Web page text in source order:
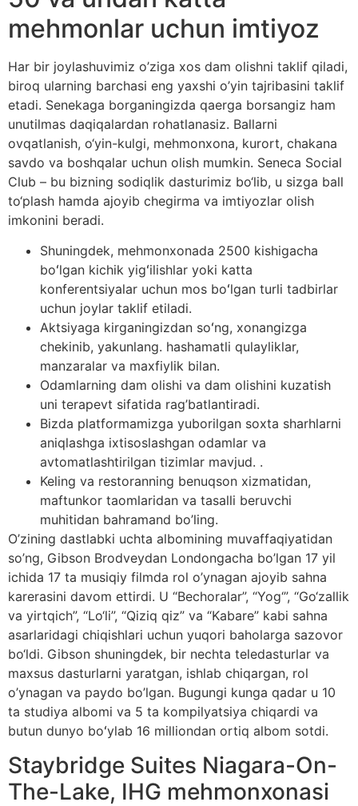
mehmonlar uchun imtiyoz
Har bir joylashuvimiz o’ziga xos dam olishni taklif qiladi,
biroq ularning barchasi eng yaxshi o’yin tajribasini taklif
etadi. Senekaga borganingizda qaerga borsangiz ham
unutilmas daqiqalardan rohatlanasiz. Ballarni
ovqatlanish, o‘yin-kulgi, mehmonxona, kurort, chakana
savdo va boshqalar uchun olish mumkin. Seneca Social
Club – bu bizning sodiqlik dasturimiz bo‘lib, u sizga ball
to‘plash hamda ajoyib chegirma va imtiyozlar olish
imkonini beradi.
Shuningdek, mehmonxonada 2500 kishigacha
boʻlgan kichik yigʻilishlar yoki katta
konferentsiyalar uchun mos boʻlgan turli tadbirlar
uchun joylar taklif etiladi.
Aktsiyaga kirganingizdan soʻng, xonangizga
chekinib, yakunlang. hashamatli qulayliklar,
manzaralar va maxfiylik bilan.
Odamlarning dam olishi va dam olishini kuzatish
uni terapevt sifatida rag’batlantiradi.
Bizda platformamizga yuborilgan soxta sharhlarni
aniqlashga ixtisoslashgan odamlar va
avtomatlashtirilgan tizimlar mavjud. .
Keling va restoranning benuqson xizmatidan,
maftunkor taomlaridan va tasalli beruvchi
muhitidan bahramand bo’ling.
O’zining dastlabki uchta albomining muvaffaqiyatidan
so’ng, Gibson Brodveydan Londongacha bo’lgan 17 yil
ichida 17 ta musiqiy filmda rol o’ynagan ajoyib sahna
karerasini davom ettirdi. U “Bechoralar”, “Yog‘”, “Go‘zallik
va yirtqich”, “Lo‘li”, “Qiziq qiz” va “Kabare” kabi sahna
asarlaridagi chiqishlari uchun yuqori baholarga sazovor
bo‘ldi. Gibson shuningdek, bir nechta teledasturlar va
maxsus dasturlarni yaratgan, ishlab chiqargan, rol
o’ynagan va paydo bo’lgan. Bugungi kunga qadar u 10
ta studiya albomi va 5 ta kompilyatsiya chiqardi va
butun dunyo boʻylab 16 milliondan ortiq albom sotdi.
Staybridge Suites Niagara-On-
The-Lake, IHG mehmonxonasi